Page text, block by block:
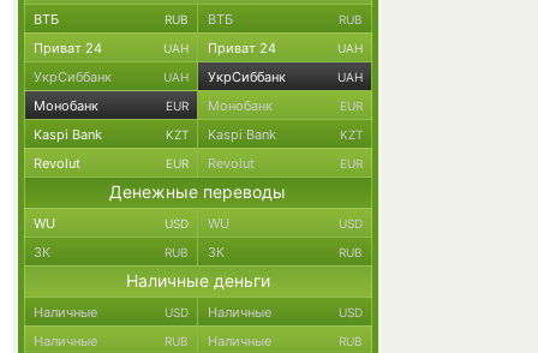
ВТБ RUB ВТБ RUB
Приват 24 UAH Приват 24 UAH
УкрСиббанк UAH УкрСиббанк UAH
Монобанк EUR Монобанк EUR
Kaspi Bank KZT Kaspi Bank KZT
Revolut EUR Revolut EUR
Денежные переводы
WU USD WU USD
ЗК RUB ЗК RUB
Наличные деньги
Наличные USD Наличные USD
Наличные RUB Наличные RUB